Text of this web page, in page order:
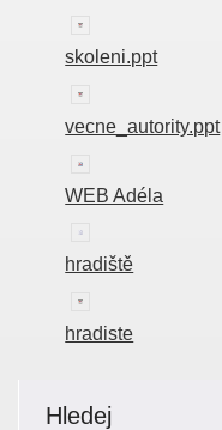
skoleni.ppt
vecne_autority.ppt
WEB Adéla
hradiště
hradiste
Hledej